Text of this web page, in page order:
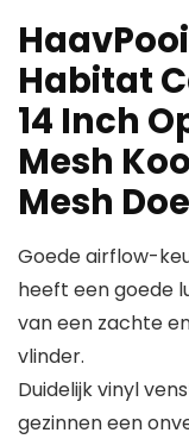
Habitat
14 Inch
Mesh
Mesh
Goede airflow-
heeft een goede
van een zachte
vlinder.
Duidelijk vinyl
gezinnen een